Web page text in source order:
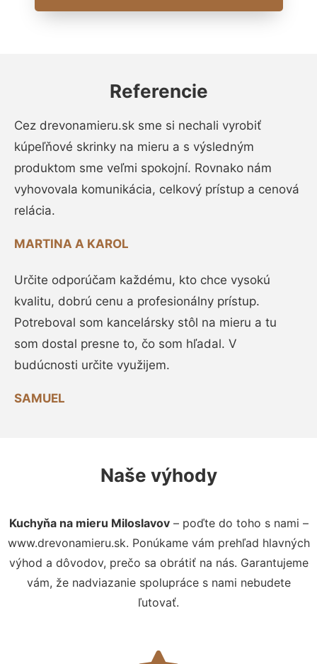
Referencie
Cez drevonamieru.sk sme si nechali vyrobiť
kúpeľňové skrinky na mieru a s výsledným
produktom sme veľmi spokojní. Rovnako nám
vyhovovala komunikácia, celkový prístup a cenová
relácia.
MARTINA A KAROL
Určite odporúčam každému, kto chce vysokú
kvalitu, dobrú cenu a profesionálny prístup.
Potreboval som kancelársky stôl na mieru a tu
som dostal presne to, čo som hľadal. V
budúcnosti určite využijem.
SAMUEL
Naše výhody
Kuchyňa na mieru Miloslavov– poďte do toho s nami –
www.drevonamieru.sk. Ponúkame vám prehľad hlavných
výhod a dôvodov, prečo sa obrátiť na nás. Garantujeme
vám, že nadviazanie spolupráce s nami nebudete
ľutovať.